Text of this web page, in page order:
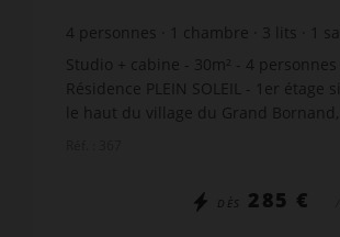
4 personnes chambre 3 lits
Studio + cabine - 30m² - 4 personnes
Résidence PLEIN SOLEIL - 1er étage
le haut du village du Grand Bornand,
DÈS 285 €